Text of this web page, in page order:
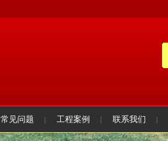
常见问题 工程案例 联系我们